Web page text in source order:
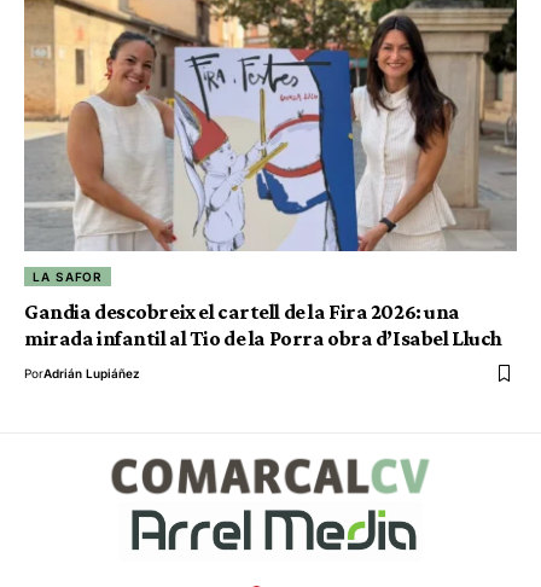
LA SAFOR
Gandia descobreix el cartell de la Fira 2026: una
mirada infantil al Tio de la Porra obra d’Isabel Lluch
PorAdrián Lupiáñez